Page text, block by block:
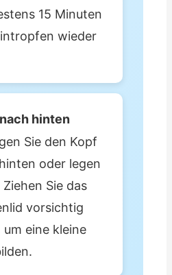
15 Minuten
wieder
hinten
Sie den Kopf
oder legen
Sie das
vorsichtig
eine kleine